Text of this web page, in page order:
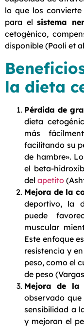
lo que los
para elsistema
cetogénico,
disponible (Paoli et
la dieta
Pérdida de
dieta
más
facilitando su
de hambre».
el beta-
del apetito
Mejora de la
deportivo, la
puede
muscular
Este enfoque
resistencia y
peso, como el
de peso
Mejora de la
observado
sensibilidad a
y mejoran el